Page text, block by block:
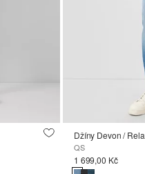
Džíny Devon /
QS
1 699,00 Kč